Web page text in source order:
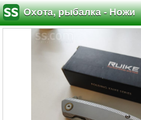
Охота, рыбалка - Ножи